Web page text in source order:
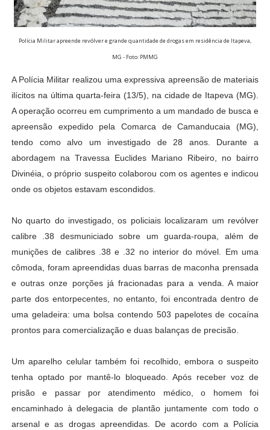
Polícia Militar apreende revólver e grande quantidade de drogas em residência de Itapeva,
MG - Foto: PMMG
A Polícia Militar realizou uma expressiva apreensão de materiais
ilícitos na última quarta-feira (13/5), na cidade de Itapeva (MG).
A operação ocorreu em cumprimento a um mandado de busca e
apreensão expedido pela Comarca de Camanducaia (MG),
tendo como alvo um investigado de 28 anos. Durante a
abordagem na Travessa Euclides Mariano Ribeiro, no bairro
Divinéia, o próprio suspeito colaborou com os agentes e indicou
onde os objetos estavam escondidos.
No quarto do investigado, os policiais localizaram um revólver
calibre .38 desmuniciado sobre um guarda-roupa, além de
munições de calibres .38 e .32 no interior do móvel. Em uma
cômoda, foram apreendidas duas barras de maconha prensada
e outras onze porções já fracionadas para a venda. A maior
parte dos entorpecentes, no entanto, foi encontrada dentro de
uma geladeira: uma bolsa contendo 503 papelotes de cocaína
prontos para comercialização e duas balanças de precisão.
Um aparelho celular também foi recolhido, embora o suspeito
tenha optado por mantê-lo bloqueado.Após receber voz de
prisão e passar por atendimento médico, o homem foi
encaminhado à delegacia de plantão juntamente com todo o
arsenal e as drogas apreendidas. De acordo com a Polícia